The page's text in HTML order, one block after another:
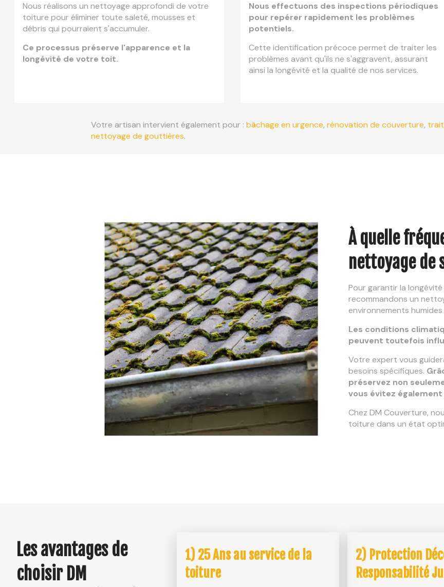
Nous réalisons un nettoyage approfondi de votre
toiture pour éliminer toute saleté, mousses et
débris qui pourraient s'accumuler.
Ce processus préserve l'apparence et la
longévité de votre toit.
Nous effectuons des inspections périodiques
pour repérer rapidement les problèmes
potentiels.
Cette identification précoce permet de traiter les
problèmes avant qu'ils ne s'aggravent, assurant
ainsi la longévité et la qualité de nos services.
Votre artisan intervient également pour : bâchage en urgence, rénovation de couverture,
nettoyage de gouttières.
À quelle
nettoyage de
Pour garantir la
recommandons un
environnements
Les conditions
peuvent toutefois
Votre expert vous
besoins spécifiques.
préservez non
vous évitez
Chez DM Couverture,
toiture dans un état
Les avantages de
choisir DM
1) 25 Ans au service de la
toiture
2) Protection
Responsabilité